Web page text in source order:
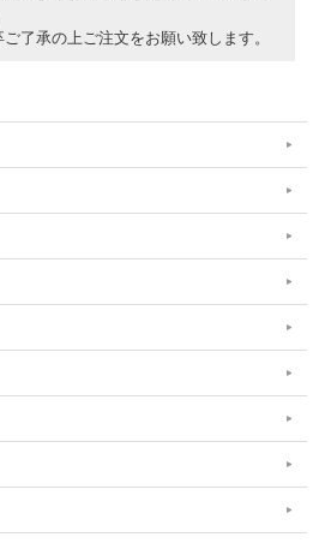
了承の上ご注文をお願い致します。